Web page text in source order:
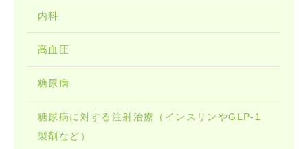
内科
高血圧
糖尿病
糖尿病に対する注射治療（インスリンやGLP-1
製剤など）